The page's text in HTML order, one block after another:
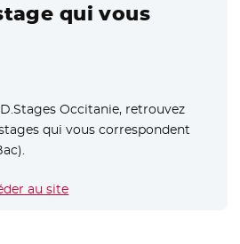
qui vous
Occitanie, retrouvez
qui vous correspondent
au site